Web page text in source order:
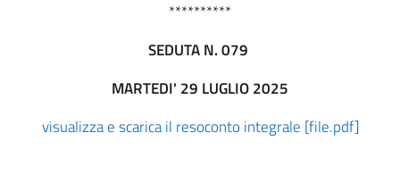
**********
SEDUTA N. 079
MARTEDI' 29 LUGLIO 2025
visualizza e scarica il resoconto integrale [file.pdf]